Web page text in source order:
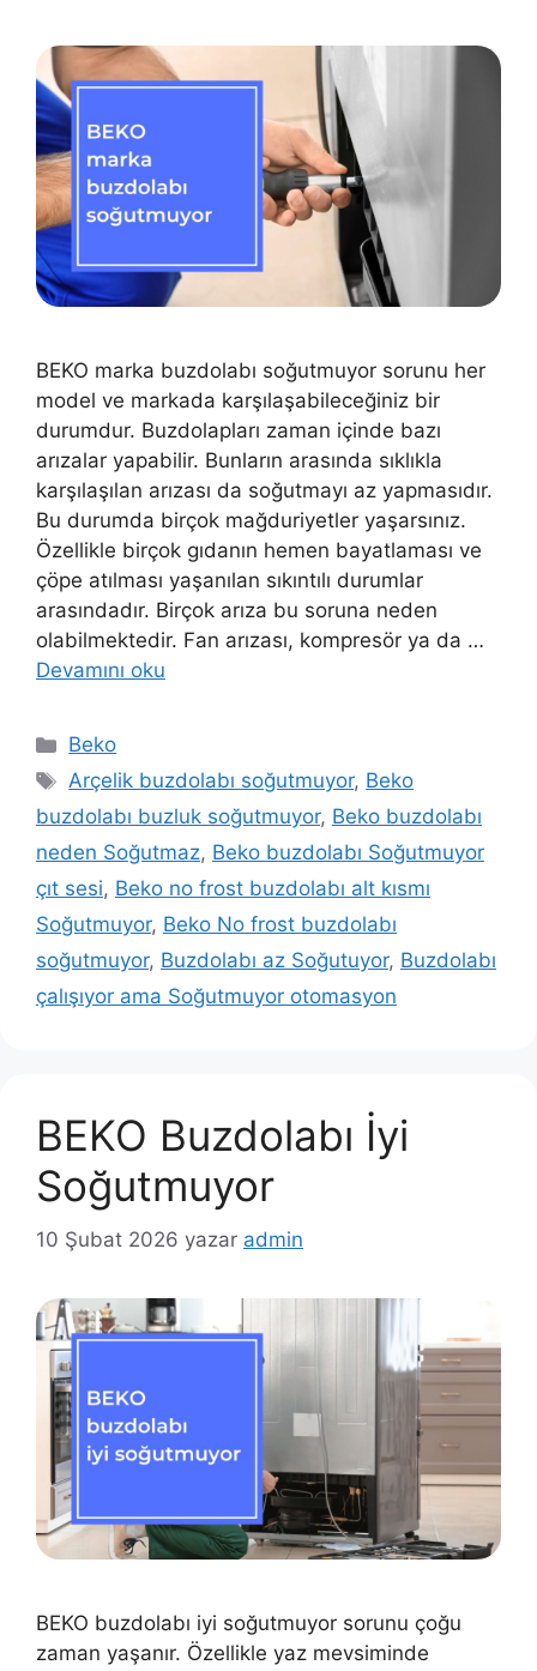
BEKO marka buzdolabı soğutmuyor sorunu her
model ve markada karşılaşabileceğiniz bir
durumdur. Buzdolapları zaman içinde bazı
arızalar yapabilir. Bunların arasında sıklıkla
karşılaşılan arızası da soğutmayı az yapmasıdır.
Bu durumda birçok mağduriyetler yaşarsınız.
Özellikle birçok gıdanın hemen bayatlaması ve
çöpe atılması yaşanılan sıkıntılı durumlar
arasındadır. Birçok arıza bu soruna neden
olabilmektedir. Fan arızası, kompresör ya da …
Devamını oku
Kategoriler
Beko
Etiketler
Arçelik buzdolabı soğutmuyor, Beko
buzdolabı buzluk soğutmuyor, Beko buzdolabı
neden Soğutmaz, Beko buzdolabı Soğutmuyor
çıt sesi, Beko no frost buzdolabı alt kısmı
Soğutmuyor, Beko No frost buzdolabı
soğutmuyor, Buzdolabı az Soğutuyor, Buzdolabı
çalışıyor ama Soğutmuyor otomasyon
BEKO Buzdolabı İyi
Soğutmuyor
10 Şubat 2026 yazar admin
BEKO buzdolabı iyi soğutmuyor sorunu çoğu
zaman yaşanır. Özellikle yaz mevsiminde